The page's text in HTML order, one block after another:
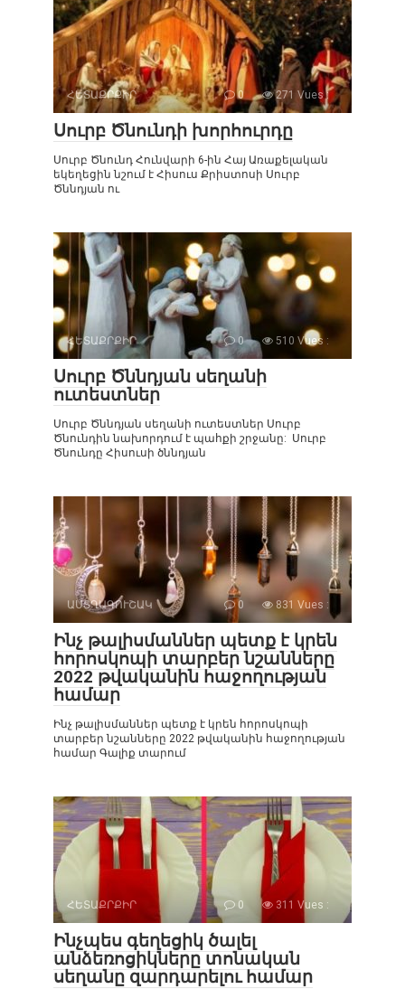
ՀԵՏԱՔՐՔԻՐ 0 271 Vues :
Սուրբ Ծնունդի խորհուրդը
Սուրբ Ծնունդ Հունվարի 6-ին Հայ Առաքելական
եկեղեցին նշում է Հիսուս Քրիստոսի Սուրբ
Ծննդյան ու
ՀԵՏԱՔՐՔԻՐ 0 510 Vues :
Սուրբ Ծննդյան սեղանի
ուտեստներ
Սուրբ Ծննդյան սեղանի ուտեստներ Սուրբ
Ծնունդին նախորդում է պահքի շրջանը: Սուրբ
Ծնունդը Հիսուսի ծննդյան
ԱՍՏՂԱԳՈՒՇԱԿ 0 831 Vues :
Ինչ թալիսմաններ պետք է կրեն
հորոսկոպի տարբեր նշանները
2022 թվականին հաջողության
համար
Ինչ թալիսմաններ պետք է կրեն հորոսկոպի
տարբեր նշանները 2022 թվականին հաջողության
համար Գալիք տարում
ՀԵՏԱՔՐՔԻՐ 0 311 Vues :
Ինչպես գեղեցիկ ծալել
անձեռոցիկները տոնական
սեղանը զարդարելու համար